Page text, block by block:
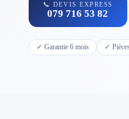
Région d'Yverdon
Gros-de-Vaud
📞 DEVIS EXPRESS
079 716 53 82
✓ Garantie 6 mois ✓